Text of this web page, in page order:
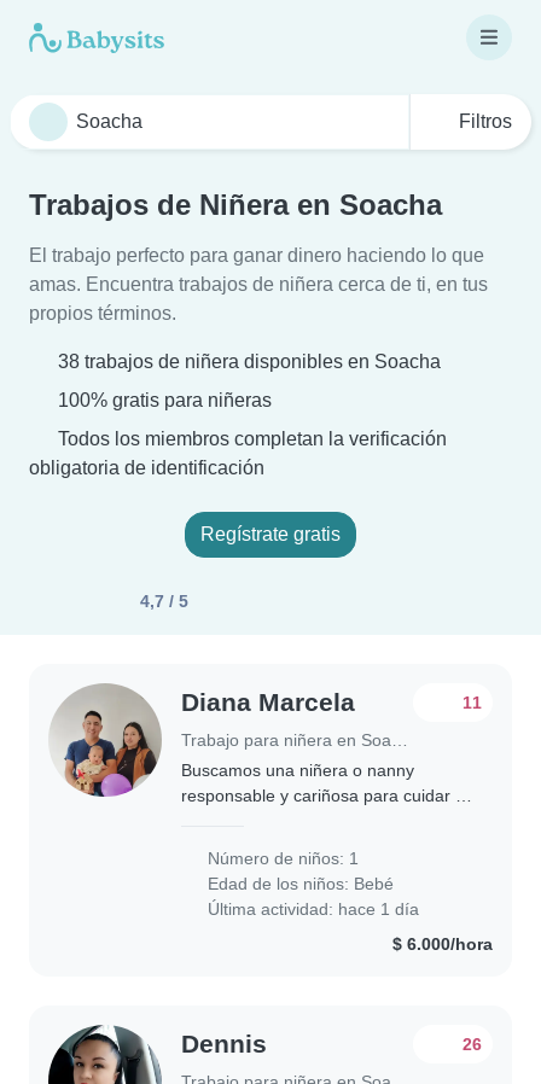
Filtros
Trabajos de Niñera en Soacha
El trabajo perfecto para ganar dinero haciendo lo que
amas. Encuentra trabajos de niñera cerca de ti, en tus
propios términos.
38 trabajos de niñera disponibles en Soacha
100% gratis para niñeras
Todos los miembros completan la verificación
obligatoria de identificación
Regístrate gratis
4,7 / 5
Diana Marcela 11
Buscamos una niñera o nanny
responsable y cariñosa para cuidar a
cómoda con mascotas..
Número de niños: 1
Edad de los niños: Bebé
Última actividad: hace 1 día
$ 6.000/hora
Dennis 26